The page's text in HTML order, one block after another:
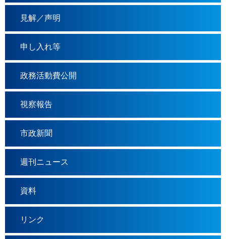
見解／声明
申し入れ等
政務活動費公開
視察報告
市政新聞
週刊ニュース
資料
リンク